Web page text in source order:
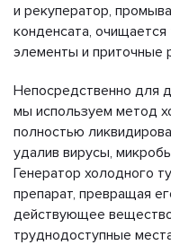
и рекуператор,
конденсата,
элементы и приточные
Непосредственно для
мы используем метод
полностью
удалив вирусы,
Генератор холодного
препарат, превращая
действующее
труднодоступные